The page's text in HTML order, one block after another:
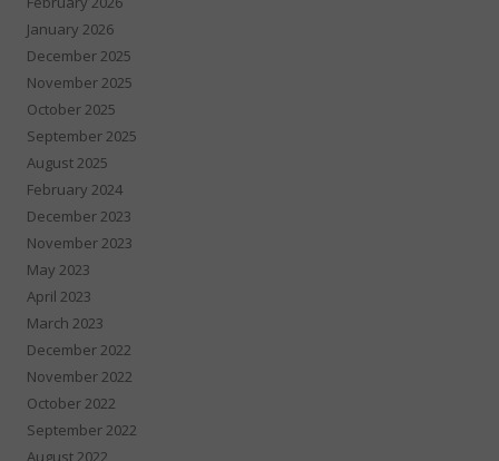
January 2026
December 2025
November 2025
October 2025
September 2025
August 2025
February 2024
December 2023
November 2023
May 2023
April 2023
March 2023
December 2022
November 2022
October 2022
September 2022
August 2022